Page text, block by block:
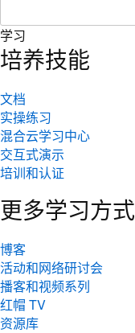
学习
培养技能
文档
实操练习
混合云学习中心
交互式演示
培训和认证
更多学习方式
博客
活动和网络研讨会
播客和视频系列
红帽 TV
资源库